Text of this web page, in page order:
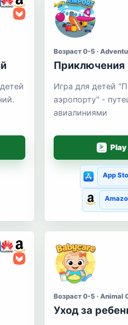
Возраст 0-5 ·
Приключения
Игра для детей
аэропорту" -
авиалиниями
App
Возраст 0-5 · Animal
Уход за